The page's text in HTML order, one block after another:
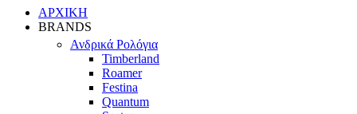
ΑΡΧΙΚΗ
BRANDS
Ανδρικά Ρολόγια
Timberland
Roamer
Festina
Quantum